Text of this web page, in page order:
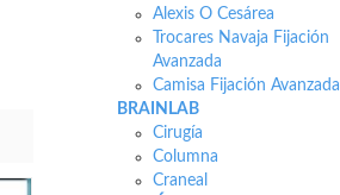
Alexis O Cesárea
Trocares Navaja Fijación
Avanzada
Camisa Fijación Avanzada
BRAINLAB
Cirugía
Columna
Craneal